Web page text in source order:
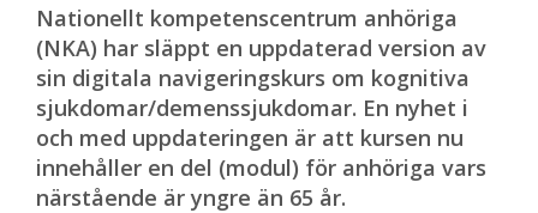
första digitala träffen och
berättade för deltagarna om
sina erfarenheter av att vara
ung anhörig. Båda hennes föräldrar blev
sjuka i Alzheimers sjukdom ganska nära
varandra i tid.
Nationellt kompetenscentrum anhöriga
(NKA) har släppt en uppdaterad version av
sin digitala navigeringskurs om kognitiva
sjukdomar/demenssjukdomar. En nyhet i
och med uppdateringen är att kursen nu
innehåller en del (modul) för anhöriga vars
närstående är yngre än 65 år.